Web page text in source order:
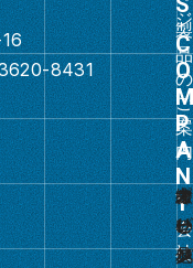
8431
ジ
会
社
グ
ル
ー
プ
リ
ン
ク
製
品
の
ご
案
内
オ
リ
ジ
白
い
フ
ス
ー
パ
カ
レ
ン
オ
リ
ジ
タ
ビ
メ
そ
の
他
綴
じ
具